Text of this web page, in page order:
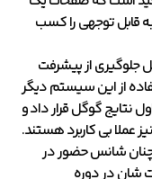
قابل توجهی را کسب
جلوگیری از پیشرفت
از این سیستم دیگر
نتایج گوگل قرار داد و
عملا بی کاربرد هستند.
شانس حضور در
شان در دوره